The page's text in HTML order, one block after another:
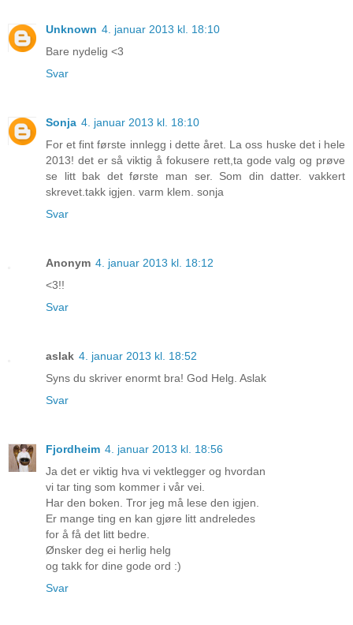
Unknown 4. januar 2013 kl. 18:10
Bare nydelig <3
Svar
Sonja 4. januar 2013 kl. 18:10
For et fint første innlegg i dette året. La oss huske det i hele
2013! det er så viktig å fokusere rett,ta gode valg og prøve
se litt bak det første man ser. Som din datter. vakkert
skrevet.takk igjen. varm klem. sonja
Svar
Anonym 4. januar 2013 kl. 18:12
<3!!
Svar
aslak 4. januar 2013 kl. 18:52
Syns du skriver enormt bra! God Helg. Aslak
Svar
Fjordheim 4. januar 2013 kl. 18:56
Ja det er viktig hva vi vektlegger og hvordan
vi tar ting som kommer i vår vei.
Har den boken. Tror jeg må lese den igjen.
Er mange ting en kan gjøre litt andreledes
for å få det litt bedre.
Ønsker deg ei herlig helg
og takk for dine gode ord :)
Svar